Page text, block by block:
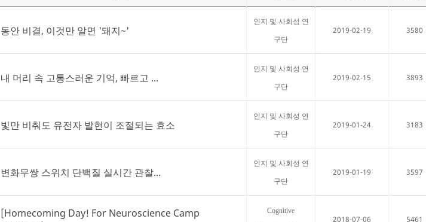
동안 비결, 이것만 알면 '돼지~'
인지 및 사회성 연
구단
2019-02-19 3580
내 머리 속 고통스러운 기억, 빠르고 ...
인지 및 사회성 연
구단
2019-02-15 3893
빛만 비춰도 유전자 발현이 조절되는 효소
인지 및 사회성 연
구단
2019-01-24 3183
변화무쌍 스위치 단백질 실시간 관찰...
인지 및 사회성 연
구단
2019-01-19 3597
[Homecoming Day! For Neuroscience Camp
Cognitive
2018-07-06 5461